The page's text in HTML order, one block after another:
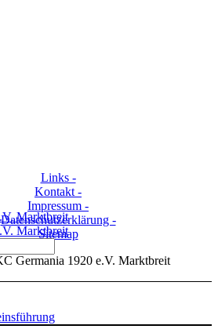
Links -
Kontakt -
Impressum -
Datenschutzerklärung -
Sitemap
Germania 1920 e.V. Marktbreit